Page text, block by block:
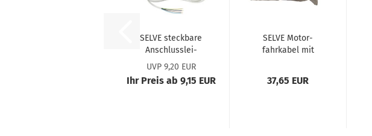
SELVE steck­ba­re
An­schluss­lei­
tung 4-​adrig
#290545
#290548
UVP 9,20 EUR
Ihr Preis ab 9,15 EUR
SELVE Mo­tor­
fahr­ka­bel mit
bin­dungs­klem­
37,65 EUR